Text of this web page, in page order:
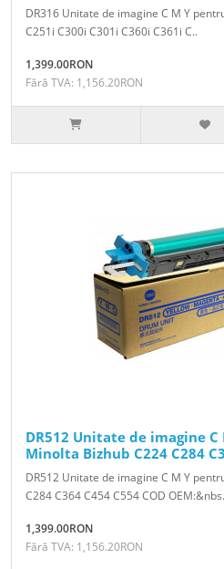
DR316 Unitate de imagine C M Y
C251i C300i C301i C360i C361i C..
1,399.00RON
Fără TVA: 1,156.20RON
DR512 Unitate de imagine
Minolta Bizhub C224 C284
DR512 Unitate de imagine C M Y
C284 C364 C454 C554 COD
1,399.00RON
Fără TVA: 1,156.20RON